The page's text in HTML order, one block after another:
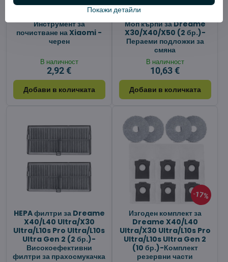
Инструмент за
почистване на Xiaomi -
черен
В наличност
2,92 €
Добави в количката
Моп кърпи за Dreame
X30/X40/X50 (2 бр.)-
Пераеми подложки за
смяна
В наличност
10,63 €
Добави в количката
HEPA филтри за Dreame
X40/L40 Ultra/X30
Ultra/L10s Pro Ultra/L10s
Ultra Gen 2 (2 бр.)-
Високоефективни
филтри за прахосмукачка
17%
Изгоден комплект за
Dreame X40/L40
Ultra/X30 Ultra/L10s Pro
Ultra/L10s Ultra Gen 2
(10 бр.)-Комплект
резервни части
Покажи детайли